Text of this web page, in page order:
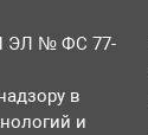
ЭЛ № ФС 77-
в
и